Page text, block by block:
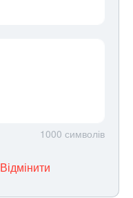
1000 символів
Відмінити